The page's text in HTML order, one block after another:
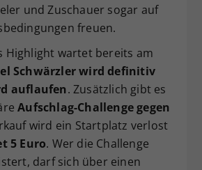
und Zuschauer sogar auf
freuen.
Highlight wartet bereits am
Schwärzler wird definitiv
auflaufen. Zusätzlich gibt es
Aufschlag-Challenge gegen
wird ein Startplatz verlost
5 Euro. Wer die Challenge
darf sich über einen